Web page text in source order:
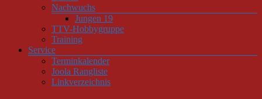
Nachwuchs
Jungen 19
TTV-Hobbygruppe
Training
Service
Terminkalender
Joola Rangliste
Linkverzeichnis